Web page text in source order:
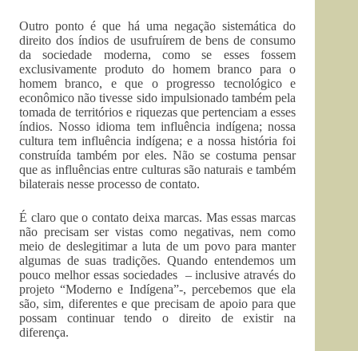
Outro ponto é que há uma negação sistemática do
direito dos índios de usufruírem de bens de consumo
da sociedade moderna, como se esses fossem
exclusivamente produto do homem branco para o
homem branco, e que o progresso tecnológico e
econômico não tivesse sido impulsionado também pela
tomada de territórios e riquezas que pertenciam a esses
índios. Nosso idioma tem influência indígena; nossa
cultura tem influência indígena; e a nossa história foi
construída também por eles. Não se costuma pensar
que as influências entre culturas são naturais e também
bilaterais nesse processo de contato.
É claro que o contato deixa marcas. Mas essas marcas
não precisam ser vistas como negativas, nem como
meio de deslegitimar a luta de um povo para manter
algumas de suas tradições. Quando entendemos um
pouco melhor essas sociedades – inclusive através do
projeto “Moderno e Indígena”-, percebemos que ela
são, sim, diferentes e que precisam de apoio para que
possam continuar tendo o direito de existir na
diferença.